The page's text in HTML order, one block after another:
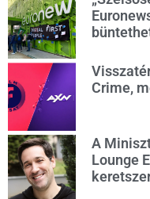
Crime,
A
Lounge